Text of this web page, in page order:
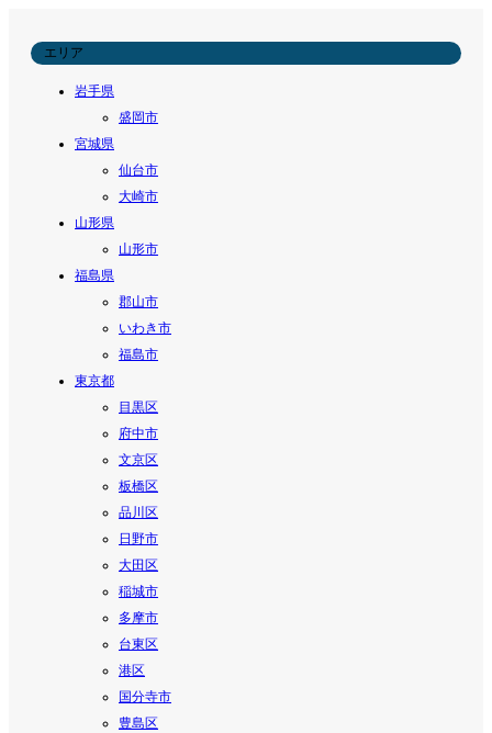
エリア
岩手県
盛岡市
宮城県
仙台市
大崎市
山形県
山形市
福島県
郡山市
いわき市
福島市
東京都
目黒区
府中市
文京区
板橋区
品川区
日野市
大田区
稲城市
多摩市
台東区
港区
国分寺市
豊島区